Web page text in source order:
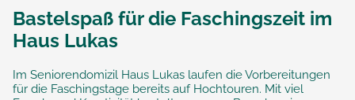
Bastelspaß für die Faschingszeit im
Haus Lukas
Im Seniorendomizil Haus Lukas laufen die Vorbereitungen
für die Faschingstage bereits auf Hochtouren. Mit viel